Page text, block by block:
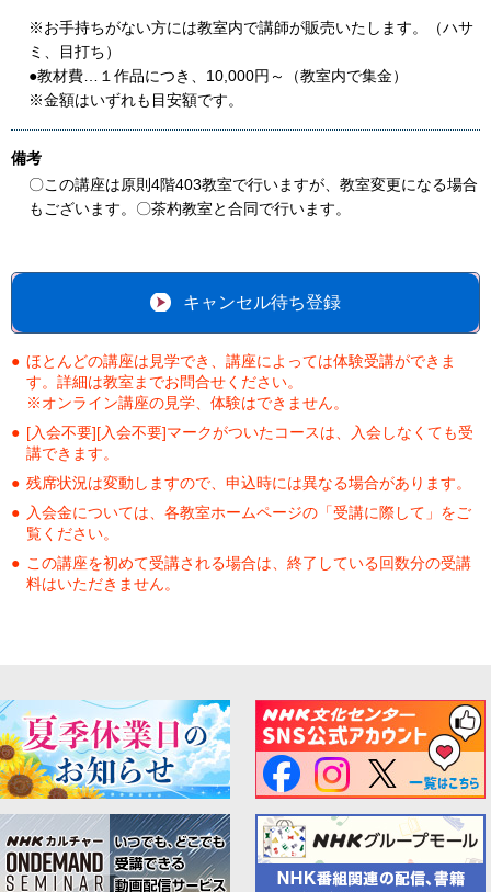
※お手持ちがない方には教室内で講師が販売いたします。（ハサ
ミ、目打ち）
●教材費…１作品につき、10,000円～（教室内で集金）
※金額はいずれも目安額です。
備考
〇この講座は原則4階403教室で行いますが、教室変更になる場合
もございます。〇茶杓教室と合同で行います。
キャンセル待ち登録
ほとんどの講座は見学でき、講座によっては体験受講ができま
す。詳細は教室までお問合せください。
※オンライン講座の見学、体験はできません。
[入会不要][入会不要]マークがついたコースは、入会しなくても受
講できます。
残席状況は変動しますので、申込時には異なる場合があります。
入会金については、各教室ホームページの「受講に際して」をご
覧ください。
この講座を初めて受講される場合は、終了している回数分の受講
料はいただきません。